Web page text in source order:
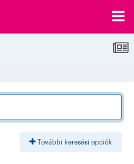
További keresési opciók